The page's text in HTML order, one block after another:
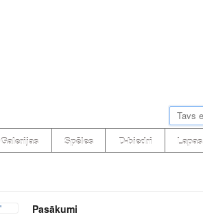
Galerijas Spēles D-biedri Lapas
Pasākumi